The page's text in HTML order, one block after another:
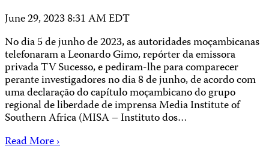
June 29, 2023 8:31 AM EDT
No dia 5 de junho de 2023, as autoridades moçambicanas
telefonaram a Leonardo Gimo, repórter da emissora
privada TV Sucesso, e pediram-lhe para comparecer
perante investigadores no dia 8 de junho, de acordo com
uma declaração do capítulo moçambicano do grupo
regional de liberdade de imprensa Media Institute of
Southern Africa (MISA – Instituto dos…
Read More ›